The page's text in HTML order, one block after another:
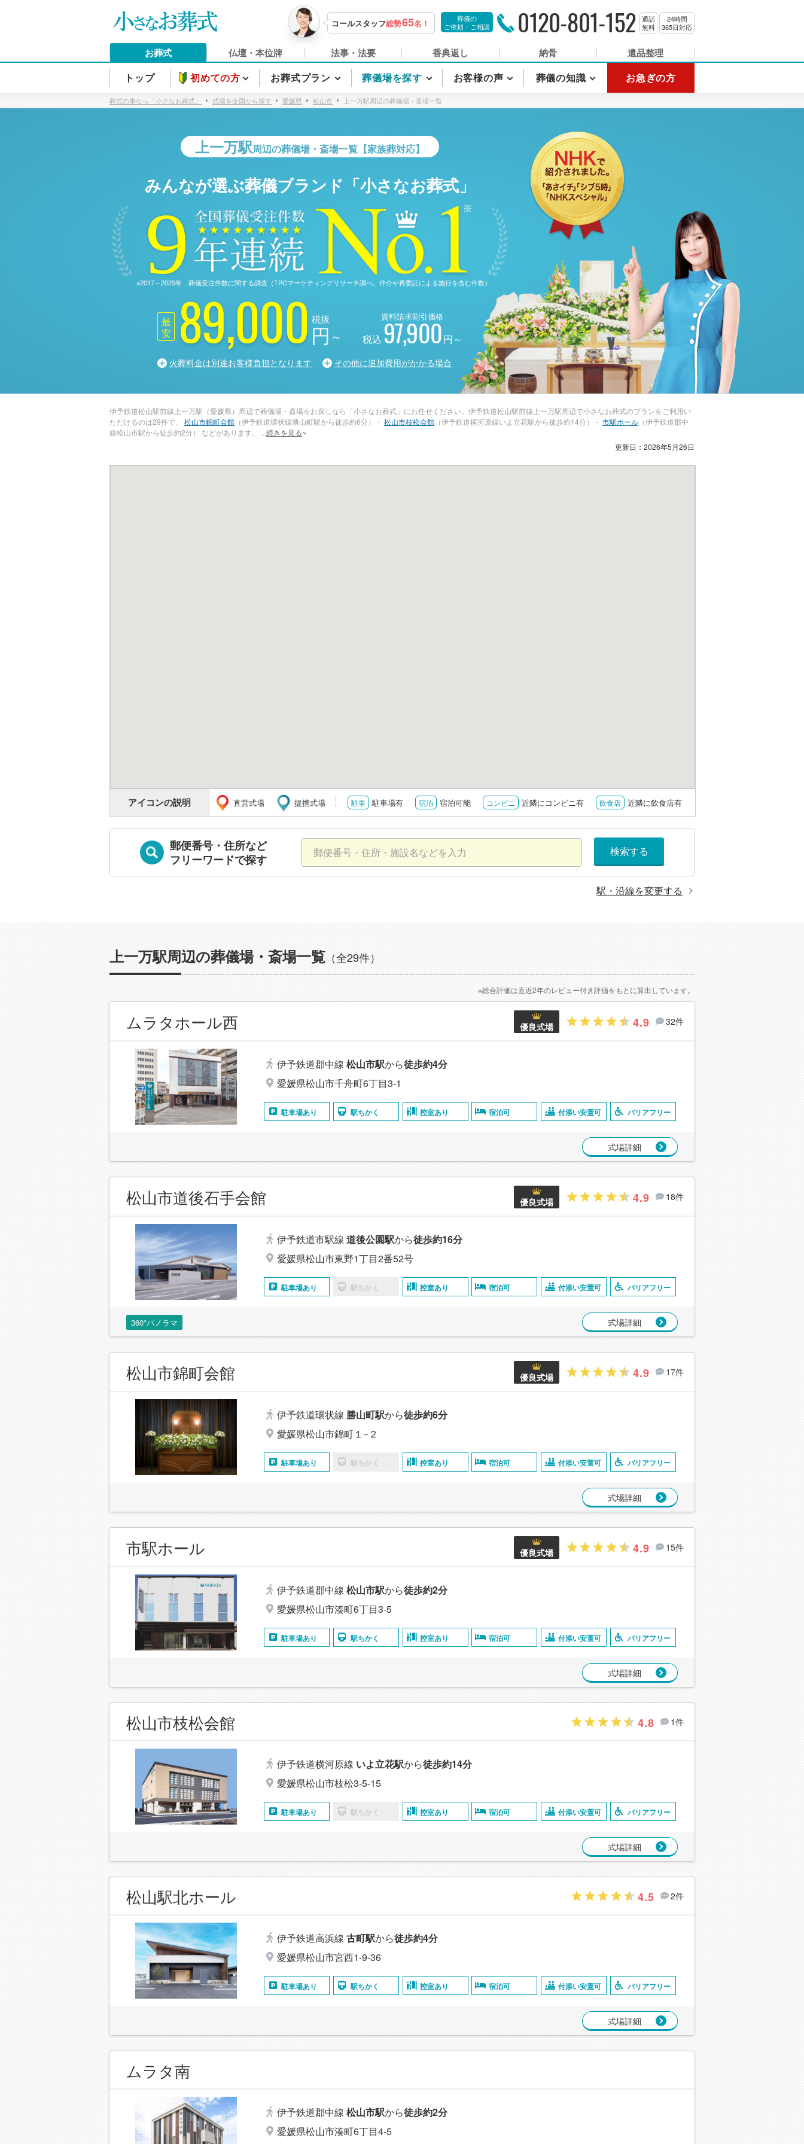
コールスタッフ総勢65名！
葬儀の
ご依頼・ご相談
0120-801-152
通話
無料
24時間
365日対応
お葬式 仏壇・本位牌 法事・法要 香典返し 納骨 遺品整理
トップ 初めての方 お葬式プラン 葬儀場を探す お客様の声 葬儀の知識 お急ぎの方
葬式の事なら「小さなお葬式」 式場を全国から探す 愛媛県 松山市 上一万駅周辺の葬儀場・斎場一覧
上一万駅周辺の葬儀場・斎場一覧【家族葬対応】
みんなが選ぶ葬儀ブランド「小さなお葬式」
9
※2017～2025年 葬儀受注件数に関する調査（TPCマーケティングリサーチ調べ。仲介や再委託による施行を含む件数）
最
安
89,000円 ～
税抜 資料請求割引価格
税込97,900円～
火葬料金は別途お客様負担となります その他に追加費用がかかる場合
伊予鉄道松山駅前線上一万駅（愛媛県）周辺で葬儀場・斎場をお探しなら「小さなお葬式」にお任せください。伊予鉄道松山駅前線上一万駅周辺で小さなお葬式のプランをご利用い
ただけるのは29件で、 松山市錦町会館 （伊予鉄道環状線勝山町駅から徒歩約6分）・ 松山市枝松会館 （伊予鉄道横河原線いよ立花駅から徒歩約14分）・ 市駅ホール （伊予鉄道郡中
線松山市駅から徒歩約2分） などがあります。
続きを見る
更新日：2026年5月26日
アイコンの説明 直営式場 提携式場 駐車 駐車場有 宿泊 宿泊可能 コンビニ 近隣にコンビニ有 飲食店 近隣に飲食店有
郵便番号・住所など
フリーワードで探す
検索する
駅・沿線を変更する
上一万駅周辺の葬儀場・斎場一覧 （全29件）
※総合評価は直近2年のレビュー付き評価をもとに算出しています。
ムラタホール西 優良式場 4.9 32件
伊予鉄道郡中線 松山市駅から徒歩約4分
愛媛県松山市千舟町6丁目3-1
駐車場あり 駅ちかく 控室あり 宿泊可 付添い安置可 バリアフリー
式場詳細
松山市道後石手会館 優良式場 4.9 18件
伊予鉄道市駅線 道後公園駅から徒歩約16分
愛媛県松山市東野1丁目2番52号
駐車場あり 駅ちかく 控室あり 宿泊可 付添い安置可 バリアフリー
360°パノラマ 式場詳細
松山市錦町会館 優良式場 4.9 17件
伊予鉄道環状線 勝山町駅から徒歩約6分
愛媛県松山市錦町１−２
駐車場あり 駅ちかく 控室あり 宿泊可 付添い安置可 バリアフリー
式場詳細
市駅ホール 優良式場 4.9 15件
伊予鉄道郡中線 松山市駅から徒歩約2分
愛媛県松山市湊町6丁目3-5
駐車場あり 駅ちかく 控室あり 宿泊可 付添い安置可 バリアフリー
式場詳細
松山市枝松会館 4.8 1件
伊予鉄道横河原線 いよ立花駅から徒歩約14分
愛媛県松山市枝松3-5-15
駐車場あり 駅ちかく 控室あり 宿泊可 付添い安置可 バリアフリー
式場詳細
松山駅北ホール 4.5 2件
伊予鉄道高浜線 古町駅から徒歩約4分
愛媛県松山市宮西1-9-36
駐車場あり 駅ちかく 控室あり 宿泊可 付添い安置可 バリアフリー
式場詳細
ムラタ南
伊予鉄道郡中線 松山市駅から徒歩約2分
愛媛県松山市湊町6丁目4-5